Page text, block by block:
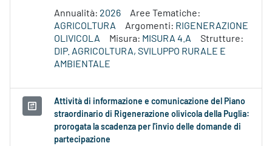
Annualità: 2026
Aree Tematiche:
AGRICOLTURA
Argomenti: RIGENERAZIONE
OLIVICOLA
Misura: MISURA 4.A
Strutture:
DIP. AGRICOLTURA, SVILUPPO RURALE E
AMBIENTALE
Attività di informazione e comunicazione del Piano
straordinario di Rigenerazione olivicola della Puglia:
prorogata la scadenza per l'invio delle domande di
partecipazione